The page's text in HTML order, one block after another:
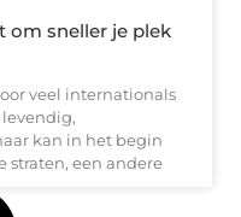
om sneller je plek
veel internationals
levendig,
kan in het begin
straten, een andere